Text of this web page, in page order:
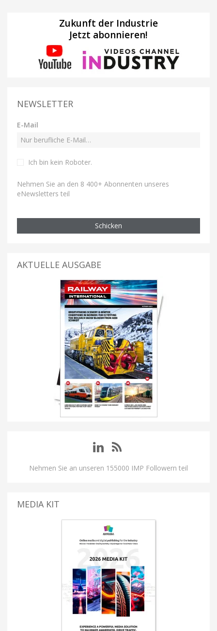
Zukunft der Industrie
Jetzt abonnieren!
NEWSLETTER
E-Mail
Ich bin kein Roboter.
Nehmen Sie an den 8 400+ Abonnenten unseres
eNewsletters teil
Schicken
AKTUELLE AUSGABE
Nehmen Sie an unseren 155000 IMP Followern teil
MEDIA KIT